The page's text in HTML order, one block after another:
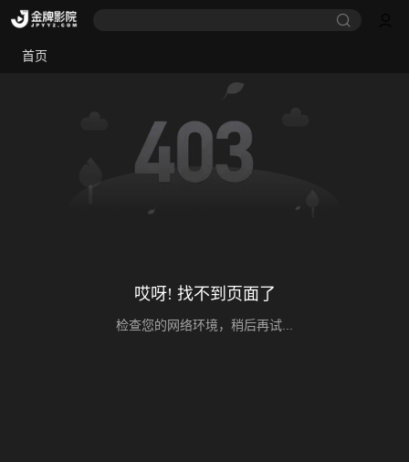
首页
哎呀! 找不到页面了
检查您的网络环境，稍后再试...